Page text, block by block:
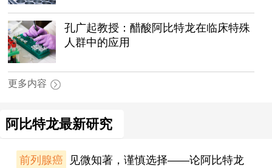
孔广起教授：醋酸阿比特龙在临床特殊
人群中的应用
更多内容
阿比特龙最新研究
前列腺癌
见微知著，谨慎选择——论阿比特龙